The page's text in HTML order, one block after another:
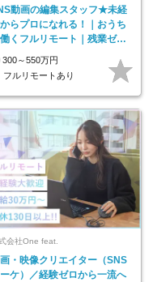
動画の編集スタッフ★未経
らプロになれる！｜おうち
くフルリモート｜残業ゼロ
時退勤◎
300～550万円
フルリモートあり
会社One feat.
・映像クリエイター（SNS
ケ）／経験ゼロから一流へ